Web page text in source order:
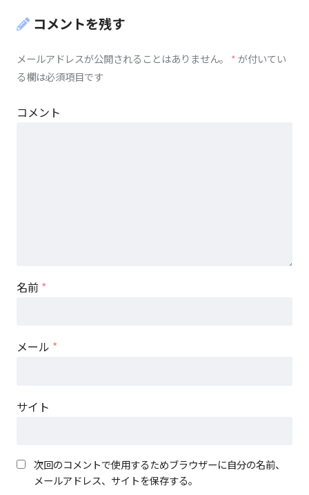
コメントを残す
メールアドレスが公開されることはありません。 *が付いてい
る欄は必須項目です
コメント
名前 *
メール *
サイト
次回のコメントで使用するためブラウザーに自分の名前、
メールアドレス、サイトを保存する。